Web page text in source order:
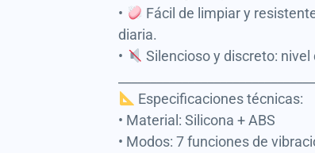
•
Fácil de limpiar y
diaria.
•
Silencioso y discreto: nivel
Especificaciones técnicas:
• Material: Silicona + ABS
• Modos: 7 funciones de